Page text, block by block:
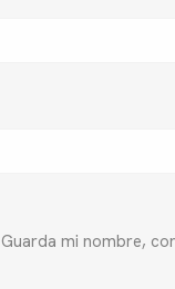
Guarda mi nombre,